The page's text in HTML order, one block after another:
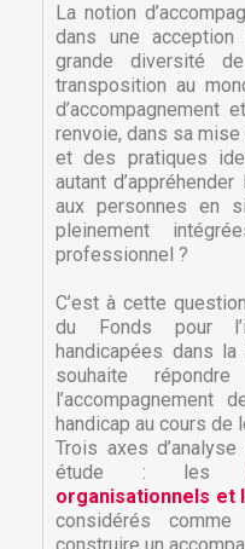
La notion
dans une
grande diversité
transposition au
d’accompagnement
renvoie, dans sa
et des pratiques
autant
aux personnes en
pleinement
professionnel ?
C’est à cette
du Fonds pour
handicapées dans
souhaite
l’accompagnement
handicap au cours de
Trois axes
étude : les
organisationnels et
considérés